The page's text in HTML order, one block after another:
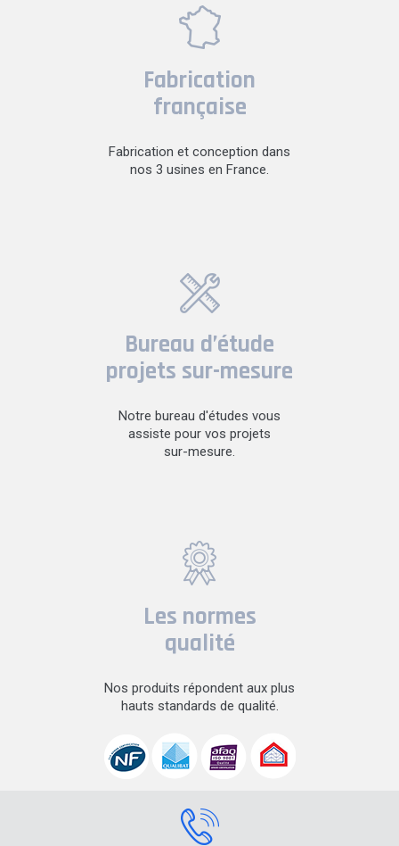
Fabrication
française
Fabrication et conception dans
nos 3 usines en France.
Bureau d’étude
projets sur-mesure
Notre bureau d'études vous
assiste pour vos projets
sur-mesure.
Les normes
qualité
Nos produits répondent aux plus
hauts standards de qualité.